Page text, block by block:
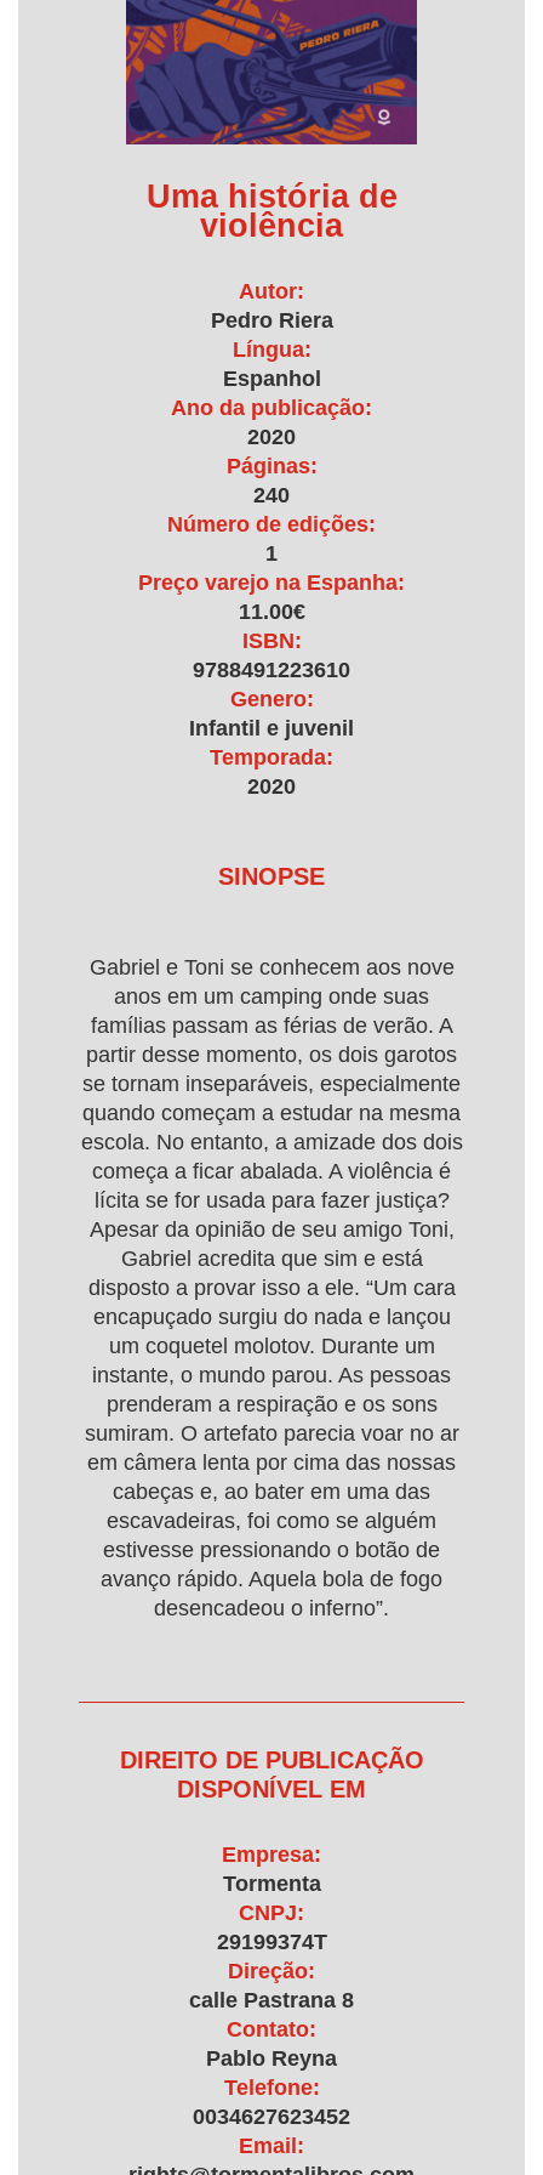
Uma história de
violência
Autor:
Pedro Riera
Língua:
Espanhol
Ano da publicação:
2020
Páginas:
240
Número de edições:
1
Preço varejo na Espanha:
11.00€
ISBN:
9788491223610
Genero:
Infantil e juvenil
Temporada:
2020
SINOPSE
Gabriel e Toni se conhecem aos nove
anos em um camping onde suas
famílias passam as férias de verão. A
partir desse momento, os dois garotos
se tornam inseparáveis, especialmente
quando começam a estudar na mesma
escola. No entanto, a amizade dos dois
começa a ficar abalada. A violência é
lícita se for usada para fazer justiça?
Apesar da opinião de seu amigo Toni,
Gabriel acredita que sim e está
disposto a provar isso a ele. “Um cara
encapuçado surgiu do nada e lançou
um coquetel molotov. Durante um
instante, o mundo parou. As pessoas
prenderam a respiração e os sons
sumiram. O artefato parecia voar no ar
em câmera lenta por cima das nossas
cabeças e, ao bater em uma das
escavadeiras, foi como se alguém
estivesse pressionando o botão de
avanço rápido. Aquela bola de fogo
desencadeou o inferno”.
DIREITO DE PUBLICAÇÃO
DISPONÍVEL EM
Empresa:
Tormenta
CNPJ:
29199374T
Direção:
calle Pastrana 8
Contato:
Pablo Reyna
Telefone:
0034627623452
Email: